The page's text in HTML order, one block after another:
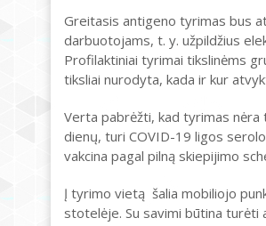
Greitasis antigeno tyrimas bus
darbuotojams, t. y. užpildžius
Profilaktiniai tyrimai tikslinėms
tiksliai nurodyta, kada ir kur
Verta pabrėžti, kad tyrimas
dienų, turi COVID-19 ligos
vakcina pagal pilną skiepijimo
Į tyrimo vietą šalia mobiliojo
stotelėje. Su savimi būtina